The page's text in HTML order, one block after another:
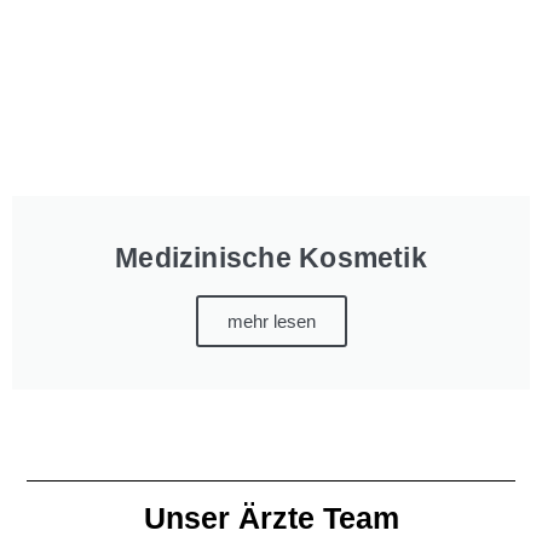
Medizinische Kosmetik
mehr lesen
Unser Ärzte Team